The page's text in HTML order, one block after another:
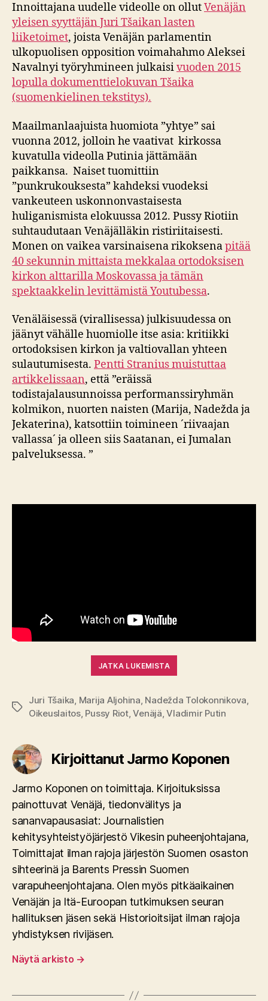
Innoittajana uudelle videolle on ollutVenäjän
yleisen syyttäjän Juri Tšaikan lasten
liiketoimet, joista Venäjän parlamentin
ulkopuolisen opposition voimahahmo Aleksei
Navalnyi työryhmineen julkaisivuoden 2015
lopulla dokumenttielokuvan Tšaika
(suomenkielinen tekstitys).
Maailmanlaajuista huomiota ”yhtye” sai
vuonna 2012, jolloin he vaativat kirkossa
kuvatulla videolla Putinia jättämään
paikkansa. Naiset tuomittiin
”punkrukouksesta” kahdeksi vuodeksi
vankeuteen uskonnonvastaisesta
huliganismista elokuussa 2012. Pussy Riotiin
suhtaudutaan Venäjälläkin ristiriitaisesti.
Monen on vaikea varsinaisena rikoksenapitää
40 sekunnin mittaista mekkalaa ortodoksisen
kirkon alttarilla Moskovassa ja tämän
spektaakkelin levittämistä Youtubessa.
Venäläisessä (virallisessa) julkisuudessa on
jäänyt vähälle huomiolle itse asia: kritiikki
ortodoksisen kirkon ja valtiovallan yhteen
sulautumisesta. Pentti Stranius muistuttaa
artikkelissaan, että ”eräissä
todistajalausunnoissa performanssiryhmän
kolmikon, nuorten naisten (Marija, Nadežda ja
Jekaterina), katsottiin toimineen ´riivaajan
vallassa´ ja olleen siis Saatanan, ei Jumalan
palveluksessa. ”
JATKA LUKEMISTA
Avainsanat
Juri Tšaika, Marija Aljohina, Nadežda Tolokonnikova,
Oikeuslaitos, Pussy Riot,Venäjä,Vladimir Putin
Kirjoittanut Jarmo Koponen
Jarmo Koponen on toimittaja. Kirjoituksissa
painottuvat Venäjä, tiedonvälitys ja
sananvapausasiat: Journalistien
kehitysyhteistyöjärjestö Vikesin puheenjohtajana,
Toimittajat ilman rajoja järjestön Suomen osaston
sihteerinä ja Barents Pressin Suomen
varapuheenjohtajana. Olen myös pitkäaikainen
Venäjän ja Itä-Euroopan tutkimuksen seuran
hallituksen jäsen sekä Historioitsijat ilman rajoja
yhdistyksen rivijäsen.
Näytä arkisto →